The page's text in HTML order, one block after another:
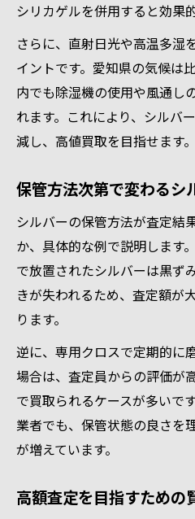
シリカゲルを併用すると効果的
さらに、直射日光や高温多湿
イントです。愛知県の気候は
内でも除湿機の使用や風通し
れます。これにより、シルバ
減し、高値買取を目指せます。
保管方法次第で変わるシ
シルバーの保管方法が査定結
か、具体的な例で説明します
で放置されたシルバーは黒ず
きが失われるため、査定額が
ります。
逆に、専用クロスで定期的に
場合は、査定員からの評価が
で買取られるケースが多いで
業者でも、保管状態の良さを
が増えています。
高額査定を目指すための